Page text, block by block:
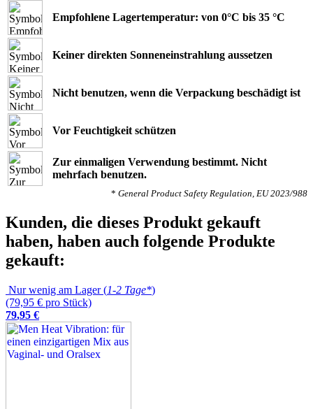
Empfohlene Lagertemperatur: von 0°C bis 35 °C
Keiner direkten Sonneneinstrahlung aussetzen
Nicht benutzen, wenn die Verpackung beschädigt ist
Vor Feuchtigkeit schützen
Zur einmaligen Verwendung bestimmt. Nicht
mehrfach benutzen.
* General Product Safety Regulation, EU 2023/988
Kunden, die dieses Produkt gekauft
haben, haben auch folgende Produkte
gekauft:
Nur wenig am Lager (1-2 Tage*)
(79,95 € pro Stück)
79,95 €